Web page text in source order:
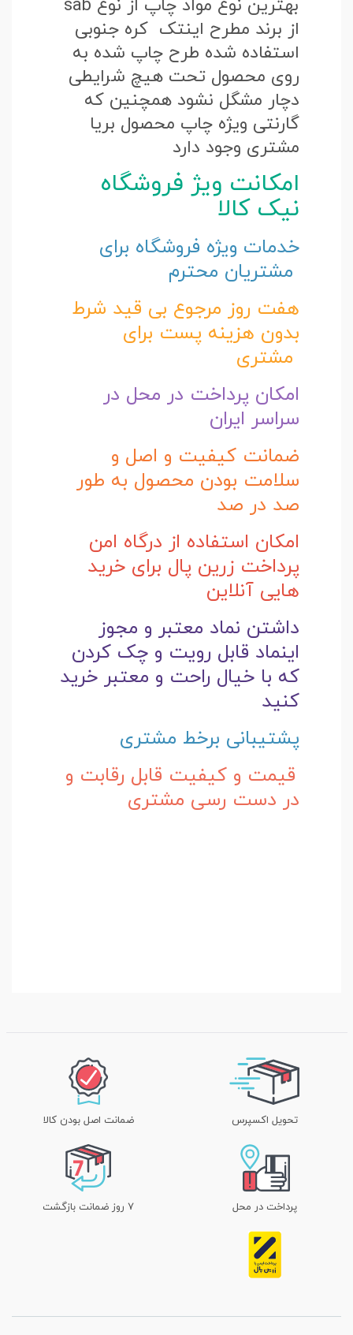
بهترین نوع مواد چاپ از نوع sab
از برند مطرح اینتک کره جنوبی
استفاده شده طرح چاپ شده به
روی محصول تحت هیچ شرایطی
دچار مشگل نشود همچنین که
گارنتی ویژه چاپ محصول بریا
مشتری وجود دارد
امکانت ویژ فروشگاه
نیک کالا
خدمات ویژه فروشگاه برای
مشتریان محترم
هفت روز مرجوع بی قید شرط
بدون هزینه پست برای
مشتری
امکان پرداخت در محل در
سراسر ایران
ضمانت کیفیت و اصل و
سلامت بودن محصول به طور
صد در صد
امکان استفاده از درگاه امن
پرداخت زرین پال برای خرید
هایی آنلاین
داشتن نماد معتبر و مجوز
اینماد قابل رویت و چک کردن
که با خیال راحت و معتبر خرید
کنید
پشتیبانی برخط مشتری
قیمت و کیفیت قابل رقابت و
در دست رسی مشتری
تحویل اکسپرس ضمانت اصل بودن کالا
پرداخت در محل ۷ روز ضمانت بازگشت